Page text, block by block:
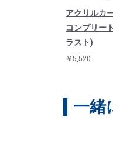
アクリルカ
コンプリー
ラスト)
￥5,520
一緒